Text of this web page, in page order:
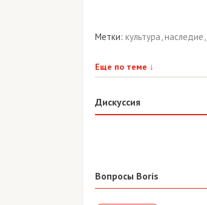
Метки: культура,наследие,
Еще по теме ↓
Дискуссия
Вопросы Boris